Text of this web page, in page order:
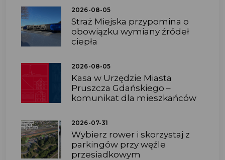
2026-08-05
Straż Miejska przypomina o
obowiązku wymiany źródeł
ciepła
2026-08-05
Kasa w Urzędzie Miasta
Pruszcza Gdańskiego –
komunikat dla mieszkańców
2026-07-31
Wybierz rower i skorzystaj z
parkingów przy węźle
przesiadkowym